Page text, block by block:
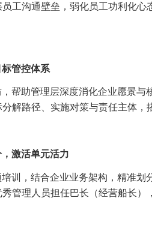
工沟通壁垒，弱化员工功利化
管控体系
帮助管理层深度消化企业愿景
解路径、实施对策与责任主体
激活单元活力
训，结合企业业务架构，精准
管理人员担任巴长（经营船长